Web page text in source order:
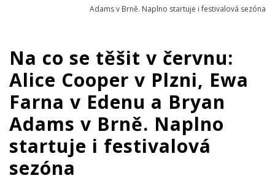
Adams v Brně. Naplno startuje i festivalová sezóna
Na co se těšit v červnu:
Alice Cooper v Plzni, Ewa
Farna v Edenu a Bryan
Adams v Brně. Naplno
startuje i festivalová
sezóna